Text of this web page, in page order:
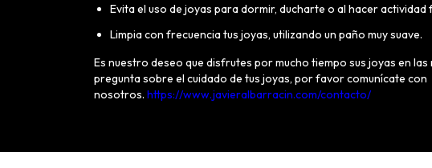
Evita el uso de joyas para dormir, ducharte o al hacer
Limpia con frecuencia tus joyas, utilizando un paño muy suave.
Es nuestro deseo que disfrutes por mucho tiempo sus joyas en
pregunta sobre el cuidado de tus joyas, por favor comunícate con
nosotros. https://www.javieralbarracin.com/contacto/